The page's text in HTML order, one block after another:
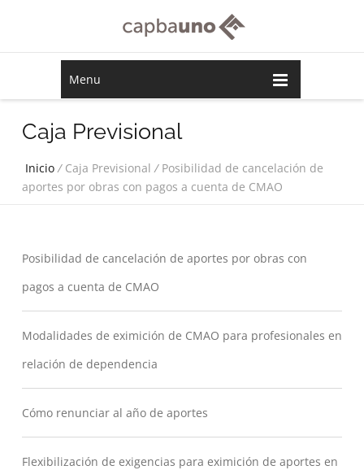
Menu
Caja Previsional
Inicio /Caja Previsional/Posibilidad de cancelación de
aportes por obras con pagos a cuenta de CMAO
Posibilidad de cancelación de aportes por obras con
pagos a cuenta de CMAO
Modalidades de eximición de CMAO para profesionales en
relación de dependencia
Cómo renunciar al año de aportes
Flexibilización de exigencias para eximición de aportes en